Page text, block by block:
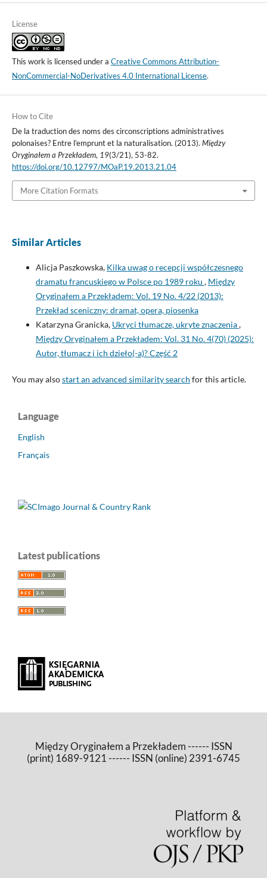
License
This work is licensed under a Creative Commons Attribution-
NonCommercial-NoDerivatives 4.0 International License.
How to Cite
De la traduction des noms des circonscriptions administratives
polonaises? Entre l’emprunt et la naturalisation. (2013). Między
Oryginałem a Przekładem, 19(3/21), 53-82.
https://doi.org/10.12797/MOaP.19.2013.21.04
More Citation Formats
Similar Articles
Alicja Paszkowska, Kilka uwag o recepcji współczesnego
dramatu francuskiego w Polsce po 1989 roku , Między
Oryginałem a Przekładem: Vol. 19 No. 4/22 (2013):
Przekład sceniczny: dramat, opera, piosenka
Katarzyna Granicka, Ukryci tłumacze, ukryte znaczenia,
Między Oryginałem a Przekładem: Vol. 31 No. 4(70) (2025):
Autor, tłumacz i ich dzieło(-a)? Część 2
You may alsostart an advanced similarity search for this article.
Language
English
Français
Latest publications
Między Oryginałem a Przekładem ------ ISSN
(print) 1689-9121 ------ ISSN (online) 2391-6745